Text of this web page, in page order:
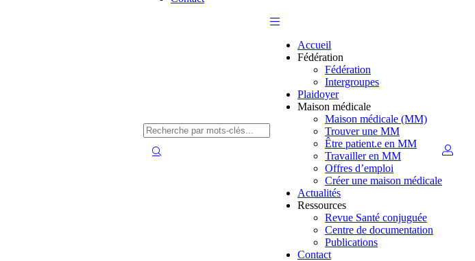
Accueil
Fédération
Fédération
Intergroupes
Plaidoyer
Maison médicale
Maison médicale (MM)
Trouver une MM
Être patient.e en MM
Travailler en MM
Offres d’emploi
Créer une maison médicale
Actualités
Ressources
Revue Santé conjuguée
Centre de documentation
Publications
Contact